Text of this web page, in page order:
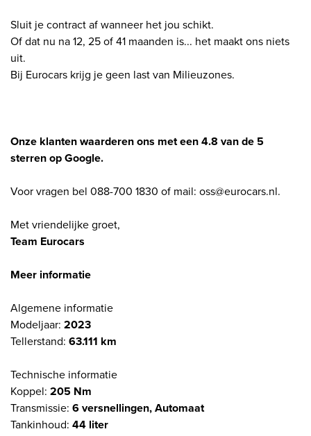
Sluit je contract af wanneer het jou schikt.
Of dat nu na 12, 25 of 41 maanden is... het maakt ons niets
uit.
Bij Eurocars krijg je geen last van Milieuzones.
Onze klanten waarderen ons met een 4.8 van de 5
sterren op Google.
Voor vragen bel 088-700 1830 of mail: oss@eurocars.nl.
Met vriendelijke groet,
Team Eurocars
Meer informatie
Algemene informatie
Modeljaar: 2023
Tellerstand: 63.111 km
Technische informatie
Koppel: 205 Nm
Transmissie: 6 versnellingen, Automaat
Tankinhoud: 44 liter